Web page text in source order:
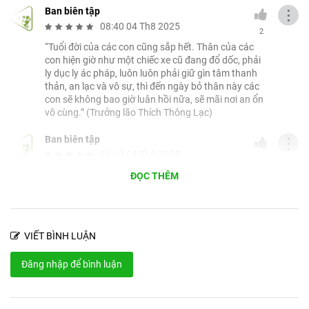
lòng mọi người, đó là chính các con đã cúng dường
Thầy.
Tuổi đời của các con cũng sắp hết. Thân của các con
hiện giờ như một chiếc xe cũ đang đổ dốc, phải ly
dục ly ác pháp, luôn luôn phải giữ gìn tâm thanh
thản, an lạc và vô sự, thì đến ngày bỏ thân này các
con sẽ không bao giờ luân hồi nữa, sẽ mãi nơi an ổn
vô cùng.
Thăm và chúc các con khỏe mạnh, tiến tu tốt!
Ban biên tập
08:40 04 Th8 2025
2
“Tuổi đời của các con cũng sắp hết. Thân của các
con hiện giờ như một chiếc xe cũ đang đổ dốc, phải
ly dục ly ác pháp, luôn luôn phải giữ gìn tâm thanh
thản, an lạc và vô sự, thì đến ngày bỏ thân này các
con sẽ không bao giờ luân hồi nữa, sẽ mãi nơi an ổn
vô cùng.” (Trưởng lão Thích Thông Lạc)
⋮
Ban biên tập
“Thầy hoan hỷ, nhất là thấy các con tu tập có kết
dường Thầy.” (Trưởng lão Thích Thông Lạc)
⋮
Ban biên tập
08:39 04 Th8 2025
ĐỌC THÊM
VIẾT BÌNH LUẬN
Đăng nhập để bình luận